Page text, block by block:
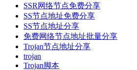
SSR网络节点免费分享
SS节点地址免费分享
SS节点地址分享
免费网络节点地址批量分享
Trojan节点地址分享
trojan
Trojan脚本